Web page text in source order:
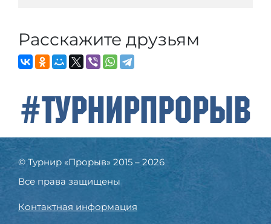
Расскажите друзьям
#ТурнирПрорыв
© Турнир «Прорыв» 2015 – 2026
Все права защищены
Контактная информация